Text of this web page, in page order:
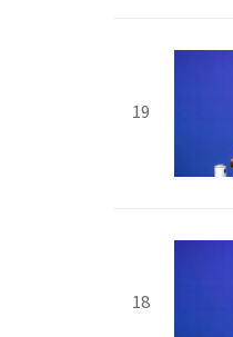
19
18